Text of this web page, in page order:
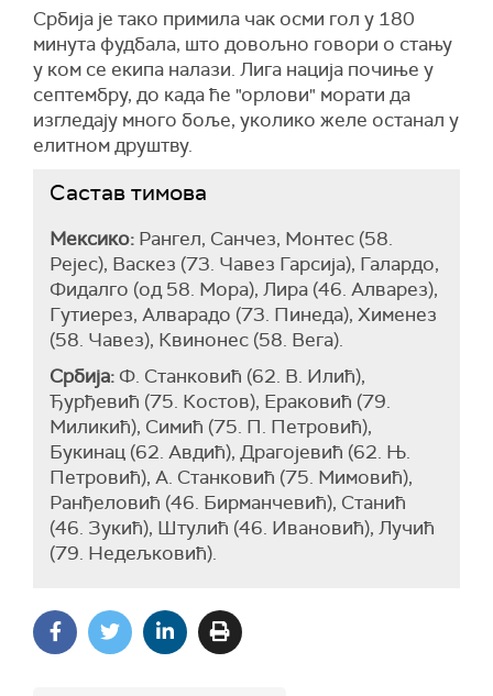
Србија је тако примила чак осми гол у 180
минута фудбала, што довољно говори о стању
у ком се екипа налази. Лига нација почиње у
септембру, до када ће "орлови" морати да
изгледају много боље, уколико желе останал у
елитном друштву.
Састав тимова
Мексико: Рангел, Санчез, Монтес (58.
Рејес), Васкез (73. Чавез Гарсија), Галардо,
Фидалго (од 58. Мора), Лира (46. Алварез),
Гутиерез, Алварадо (73. Пинеда), Хименез
(58. Чавез), Квинонес (58. Вега).
Србија: Ф. Станковић (62. В. Илић),
Ђурђевић (75. Костов), Ераковић (79.
Миликић), Симић (75. П. Петровић),
Букинац (62. Авдић), Драгојевић (62. Њ.
Петровић), А. Станковић (75. Мимовић),
Ранђеловић (46. Бирманчевић), Станић
(46. Зукић), Штулић (46. Ивановић), Лучић
(79. Недељковић).